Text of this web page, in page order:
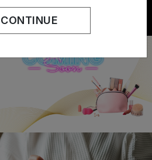
CONTINUE